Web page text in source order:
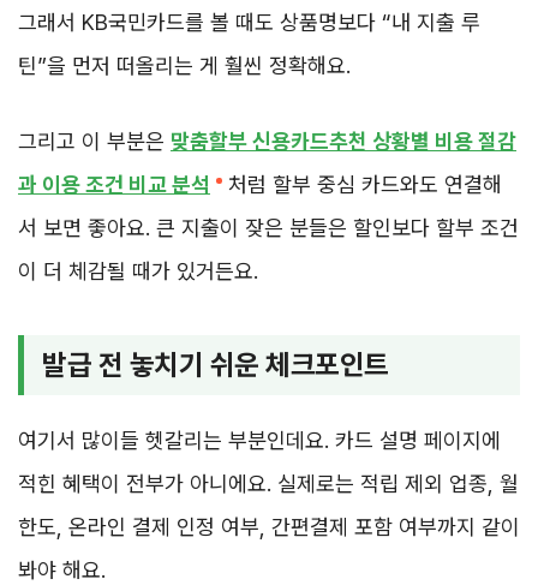
그래서 KB국민카드를 볼 때도 상품명보다 “내 지출 루
틴”을 먼저 떠올리는 게 훨씬 정확해요.
그리고 이 부분은 맞춤할부 신용카드추천 상황별 비용 절감
과 이용 조건 비교 분석
처럼 할부 중심 카드와도 연결해
서 보면 좋아요. 큰 지출이 잦은 분들은 할인보다 할부 조건
이 더 체감될 때가 있거든요.
발급 전 놓치기 쉬운 체크포인트
여기서 많이들 헷갈리는 부분인데요. 카드 설명 페이지에
적힌 혜택이 전부가 아니에요. 실제로는 적립 제외 업종, 월
한도, 온라인 결제 인정 여부, 간편결제 포함 여부까지 같이
봐야 해요.